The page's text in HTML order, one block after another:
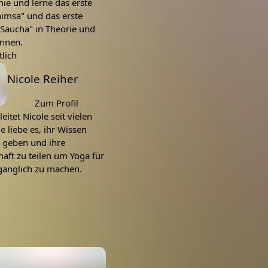
und lerne das erste
und das erste
in Theorie und
Nicole Reiher
Zum Profil
Nicole seit vielen
liebe es, ihr Wissen
und ihre
zu teilen um Yoga für
zu machen.